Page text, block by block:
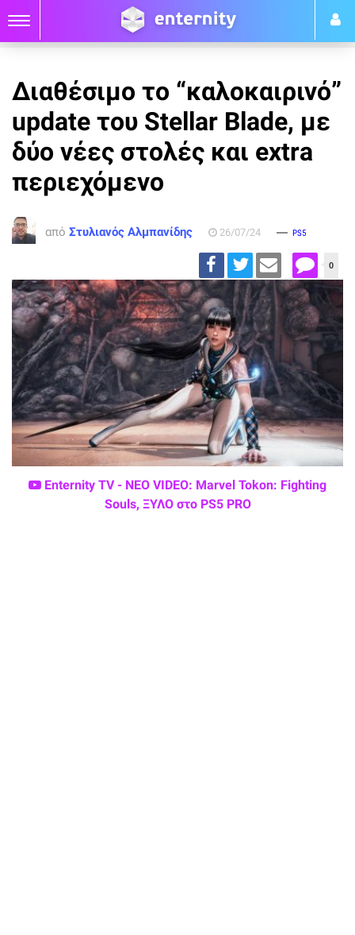
Διαθέσιμο το “καλοκαιρινό”
update του Stellar Blade, με
δύο νέες στολές και extra
περιεχόμενο
από Στυλιανός Αλμπανίδης 26/07/24 PS5
0
Enternity TV - ΝΕΟ VIDEO: Marvel Tokon: Fighting
Souls, ΞΥΛΟ στο PS5 PRO